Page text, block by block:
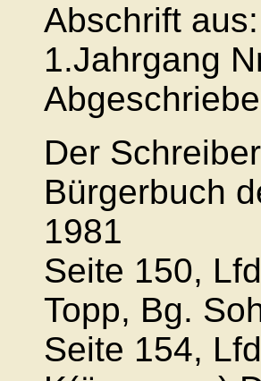
Abschrift
1.Jahrgang
Der
Bürgerbuch
1981
Seite 150,
Topp, Bg.
Seite 154,